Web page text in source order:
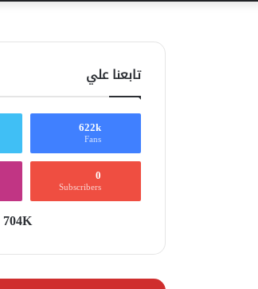
تابعنا علي
622k
Fans
0
Subscribers
704K